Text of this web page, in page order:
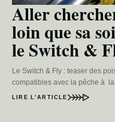
Aller
loin que sa
le Switch &
Le Switch & Fly : teaser des
compatibles avec la pêche à
LIRE L’ARTICLE